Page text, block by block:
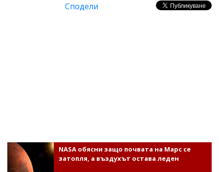
Сподели
NASA обясни защо почвата на Марс се
затопля, а въздухът остава леден